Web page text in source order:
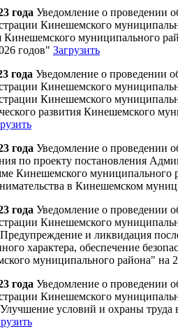
года Уведомление о проведении
Кинешемского
Кинешемского муниципального
годов" Загрузить
года Уведомление о проведении
Кинешемского
Кинешемского
развития Кинешемского
года Уведомление о проведении
по проекту постановления
Кинешемского муниципального
в Кинешемском
года Уведомление о проведении
Кинешемского
и ликвидация
характера, обеспечение
муниципального района" на
года Уведомление о проведении
Кинешемского
условий и охраны